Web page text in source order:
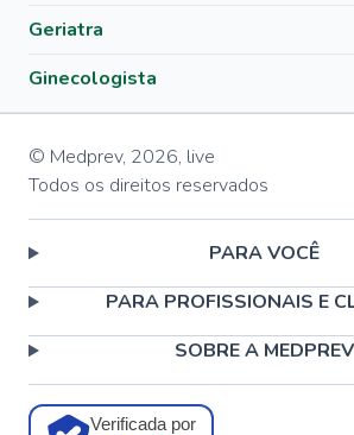
Geriatra
Ginecologista
© Medprev, 2026, live
Todos os direitos reservados
PARA VOCÊ
PARA PROFISSIONAIS E
SOBRE A MEDPREV
Verificada por